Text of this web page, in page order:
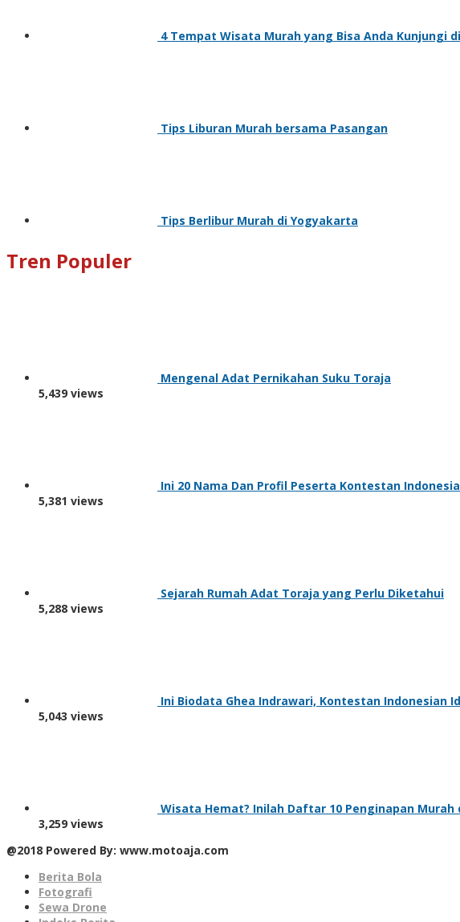
4 Tempat Wisata Murah yang Bisa Anda Kunjungi
Tips Liburan Murah bersama Pasangan
Tips Berlibur Murah di Yogyakarta
Tren Populer
Mengenal Adat Pernikahan Suku Toraja
5,439 views
Ini 20 Nama Dan Profil Peserta Kontestan
5,381 views
Sejarah Rumah Adat Toraja yang Perlu Diketahui
5,288 views
Ini Biodata Ghea Indrawari, Kontestan Indonesian
5,043 views
Wisata Hemat? Inilah Daftar 10 Penginapan Murah
3,259 views
@2018 Powered By: www.motoaja.com
Berita Bola
Fotografi
Sewa Drone